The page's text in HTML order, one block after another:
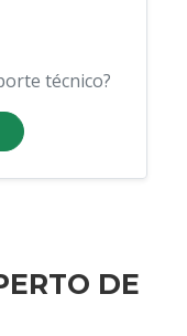
técnico?
DE